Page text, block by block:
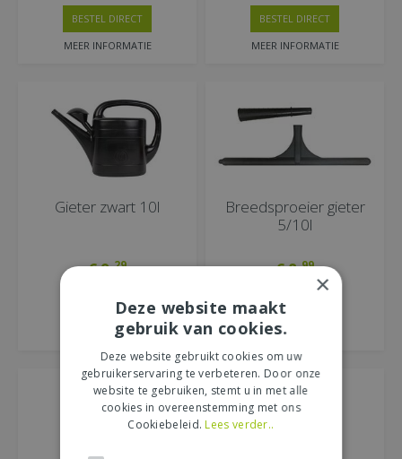
MEER INFORMATIE
BESTEL DIRECT
MEER INFORMATIE
BESTEL DIRECT
Gieter zwart 10l
€9,29
MEER INFORMATIE
BESTEL DIRECT
Breedsproeier gieter
5/10l
€8,99
MEER INFORMATIE
BESTEL DIRECT
×
Deze website maakt
gebruik van cookies.
Deze website gebruikt cookies om uw
gebruikerservaring te verbeteren. Door onze
website te gebruiken, stemt u in met alle
cookies in overeenstemming met ons
Cookiebeleid. Lees verder..